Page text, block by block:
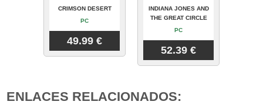
CRIMSON DESERT
PC
49.99 €
INDIANA JONES AND
THE GREAT CIRCLE
PC
52.39 €
ENLACES RELACIONADOS: